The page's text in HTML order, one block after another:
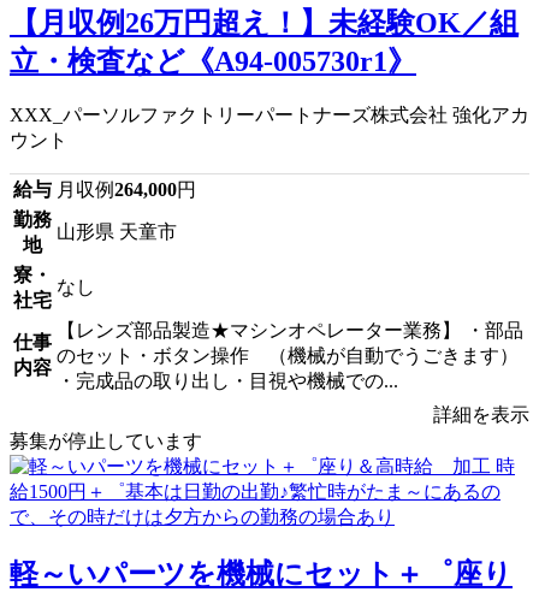
【月収例26万円超え！】未経験OK／組
立・検査など《A94-005730r1》
XXX_パーソルファクトリーパートナーズ株式会社 強化アカ
ウント
給与 月収例264,000円
勤務
地
山形県 天童市
寮・
社宅
なし
仕事
内容
【レンズ部品製造★マシンオペレーター業務】 ・部品
のセット・ボタン操作 （機械が自動でうごきます）
・完成品の取り出し・目視や機械での...
詳細を表示
募集が停止しています
軽～いパーツを機械にセット＋゜座り